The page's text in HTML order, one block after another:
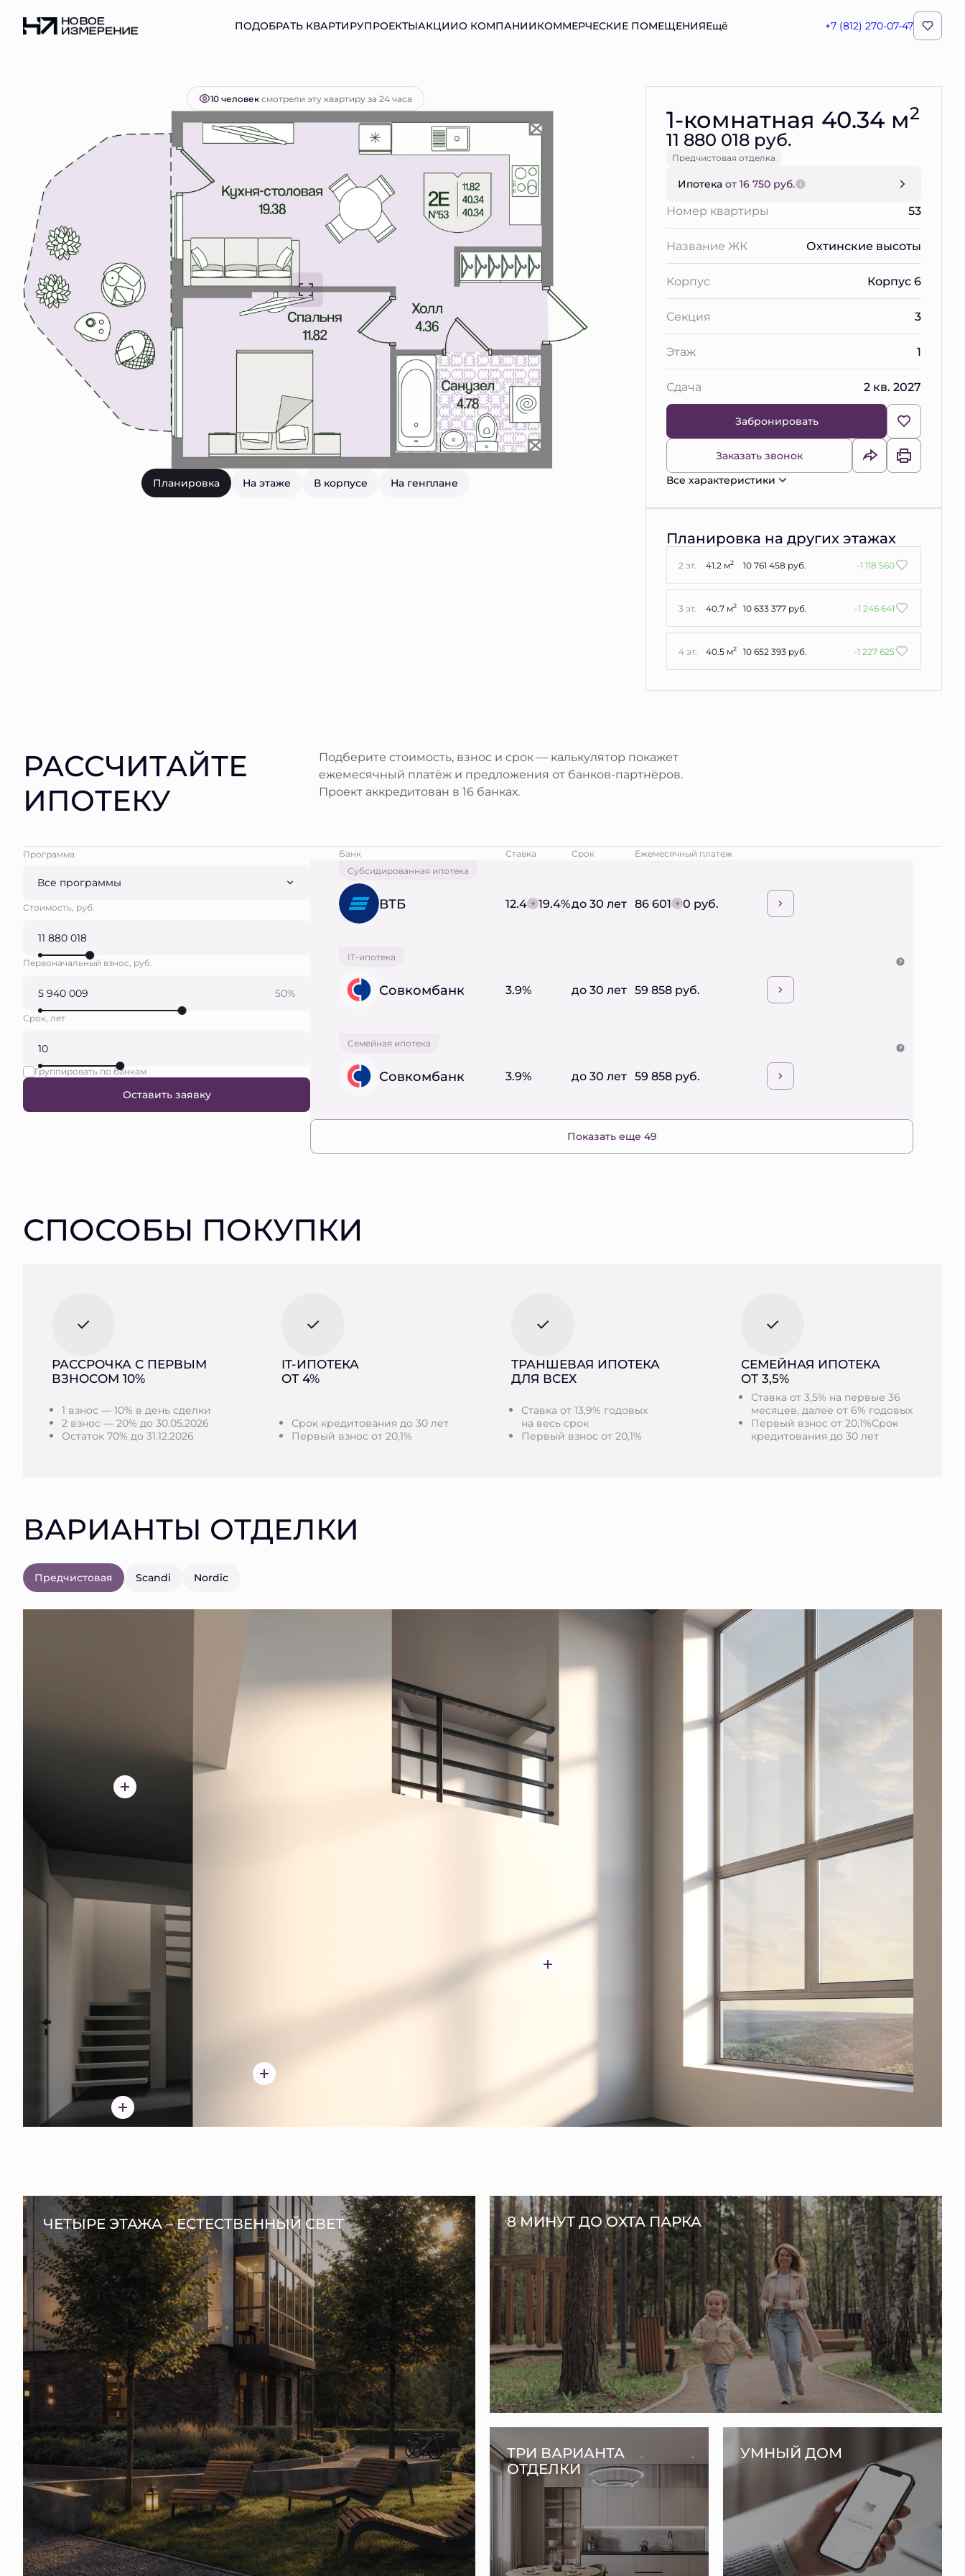
ПОДОБРАТЬ КВАРТИРУПРОЕКТЫАКЦИИО КОМПАНИИКОММЕРЧЕСКИЕ ПОМЕЩЕНИЯЕщё +7 (812) 270-07-47
1-комнатная40.34 м 11 880 018 руб.Ипотекаот 16 750 руб. Забронировать
10 человексмотрели эту квартиру за 24 часа
Планировка На этаже В корпусе На генплане
1-комнатная 40.34 м2
11 880 018 руб.
Предчистовая отделка
Ипотека от 16 750 руб.
Номер квартиры 53
Название ЖК Охтинские высоты
Корпус Корпус 6
Секция 3
Этаж 1
Сдача 2 кв. 2027
Забронировать
Заказать звонок
Все характеристики
Планировка на других этажах
2 эт. 41.2 м2 10 761 458 руб. -1 118 560
3 эт. 40.7 м2 10 633 377 руб. -1 246 641
4 эт. 40.5 м2 10 652 393 руб. -1 227 625
РАССЧИТАЙТЕ
ИПОТЕКУ
Подберите стоимость, взнос и срок — калькулятор покажет
ежемесячный платёж и предложения от банков-партнёров.
Проект аккредитован в 16 банках.
Программа
Все программы
Стоимость, руб.
Первоначальный взнос, руб.
50%
Срок, лет
Группировать по банкам
Оставить заявку
Банк Ставка Срок
Ежемесячный платеж
Субсидированная ипотека
ВТБ 12.4 19.4%до 30 лет 86 601 0 руб.
IT-ипотека
Совкомбанк 3.9% до 30 лет 59 858 руб.
Семейная ипотека
Совкомбанк 3.9% до 30 лет 59 858 руб.
Показать еще 49
СПОСОБЫ ПОКУПКИ
РАССРОЧКА С ПЕРВЫМ
ВЗНОСОМ 10%
1 взнос — 10% в день сделки
2 взнос — 20% до 30.05.2026
Остаток 70% до 31.12.2026
IT-ИПОТЕКА
ОТ 4%
Срок кредитования до 30 лет
Первый взнос от 20,1%
ТРАНШЕВАЯ ИПОТЕКА
ДЛЯ ВСЕХ
Ставка от 13,9% годовых
на весь срок
Первый взнос от 20,1%
СЕМЕЙНАЯ ИПОТЕКА
ОТ 3,5%
Ставка от 3,5% на первые 36
месяцев, далее от 6% годовых
Первый взнос от 20,1%Срок
кредитования до 30 лет
ВАРИАНТЫ ОТДЕЛКИ
Предчистовая Scandi Nordic
ЧЕТЫРЕ ЭТАЖА – ЕСТЕСТВЕННЫЙ СВЕТ 8 МИНУТ ДО ОХТА ПАРКА
ТРИ ВАРИАНТА
ОТДЕЛКИ
УМНЫЙ ДОМ